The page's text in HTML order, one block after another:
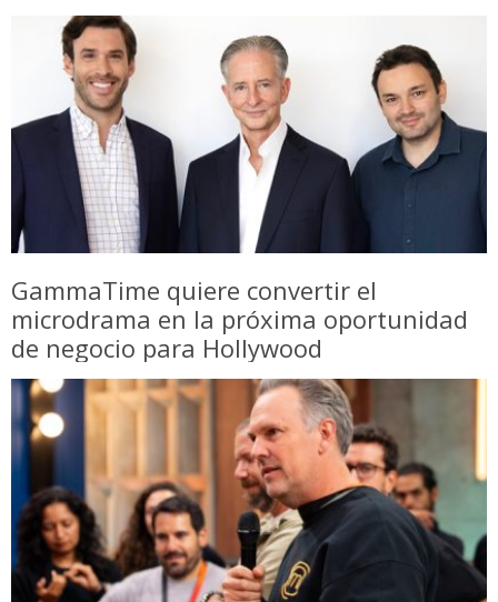
GammaTime quiere convertir el
microdrama en la próxima oportunidad
de negocio para Hollywood